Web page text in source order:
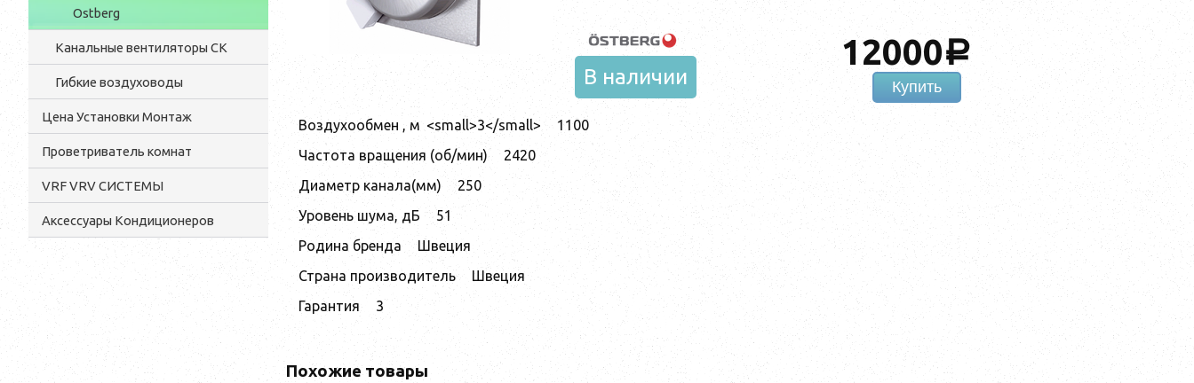
Ostberg
Канальные вентиляторы CK
Гибкие воздуховоды
Цена Установки Монтаж
Проветриватель комнат
VRF VRV СИСТЕМЫ
Аксессуары Кондиционеров
12000a
Купить
В наличии
Воздухообмен , м <small>3</small>
1100
Частота вращения (об/мин)
2420
Диаметр канала(мм)
250
Уровень шума, дБ
51
Родина бренда
Швеция
Страна производитель
Швеция
Гарантия
3
Похожие товары